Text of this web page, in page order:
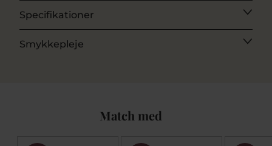
Specifikationer
Smykkepleje
Match med